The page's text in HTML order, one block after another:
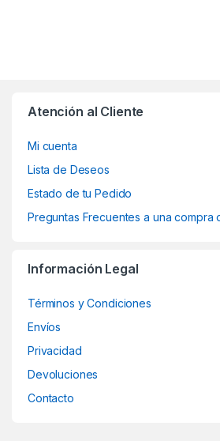
Atención al Cliente
Mi cuenta
Lista de Deseos
Estado de tu Pedido
Preguntas Frecuentes a una compra
Información Legal
Términos y Condiciones
Envíos
Privacidad
Devoluciones
Contacto